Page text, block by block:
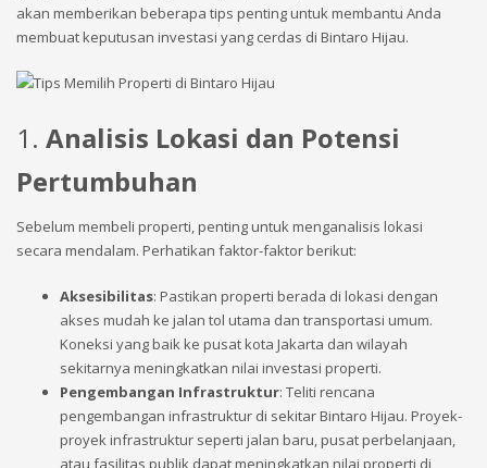
akan memberikan beberapa tips penting untuk membantu Anda
membuat keputusan investasi yang cerdas di Bintaro Hijau.
1. Analisis Lokasi dan Potensi
Pertumbuhan
Sebelum membeli properti, penting untuk menganalisis lokasi
secara mendalam. Perhatikan faktor-faktor berikut:
Aksesibilitas: Pastikan properti berada di lokasi dengan
akses mudah ke jalan tol utama dan transportasi umum.
Koneksi yang baik ke pusat kota Jakarta dan wilayah
sekitarnya meningkatkan nilai investasi properti.
Pengembangan Infrastruktur: Teliti rencana
pengembangan infrastruktur di sekitar Bintaro Hijau. Proyek-
proyek infrastruktur seperti jalan baru, pusat perbelanjaan,
atau fasilitas publik dapat meningkatkan nilai properti di